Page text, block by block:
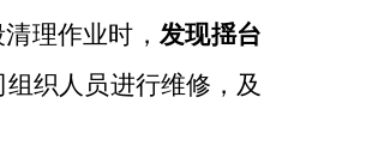
理作业时，发现揺台
织人员进行维修，及